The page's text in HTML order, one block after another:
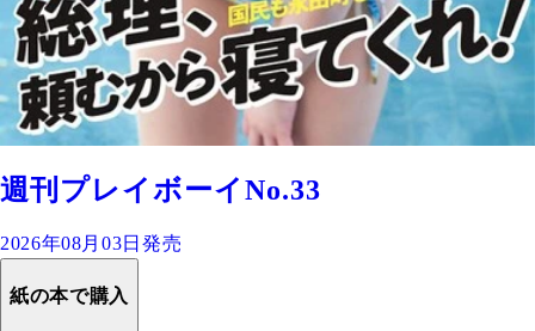
週刊プレイボーイNo.33
2026年08月03日発売
紙の本で購入